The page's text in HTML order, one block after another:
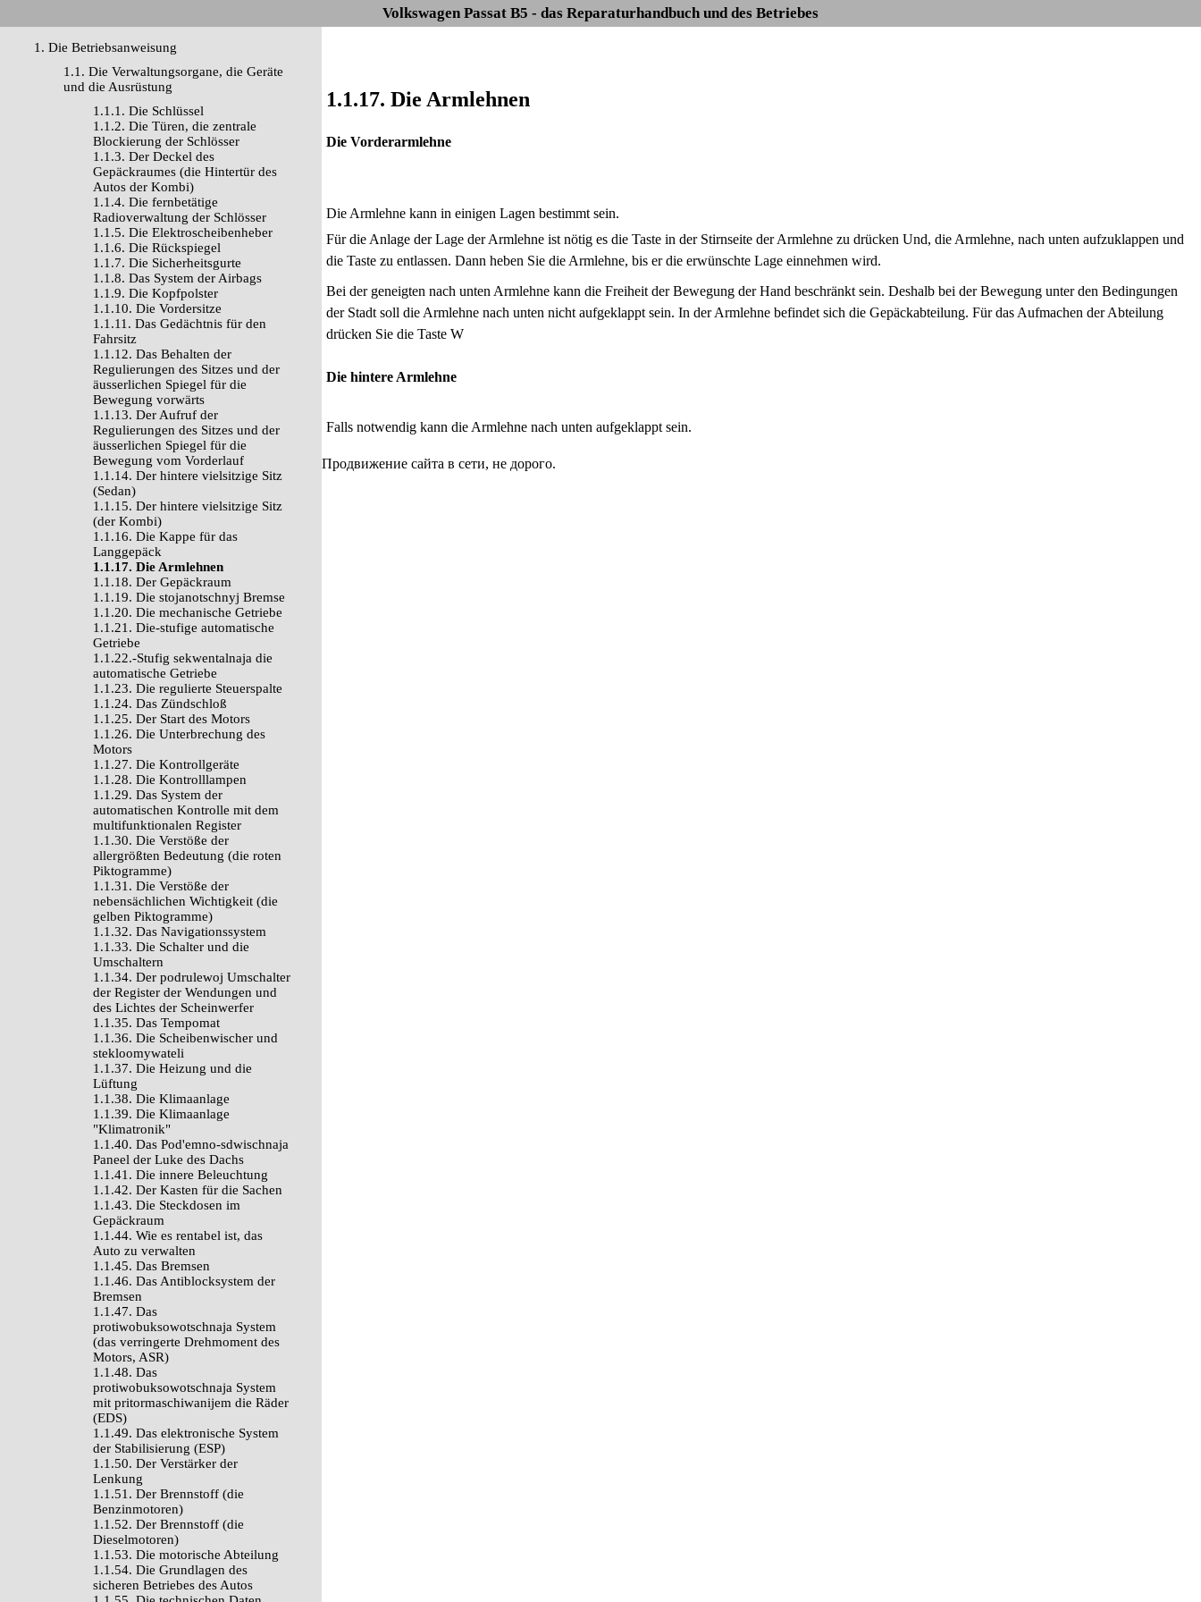
Volkswagen Passat B5 - das Reparaturhandbuch und des Betriebes
1. Die Betriebsanweisung
1.1. Die Verwaltungsorgane, die Geräte
und die Ausrüstung
1.1.1. Die Schlüssel
1.1.2. Die Türen, die zentrale
Blockierung der Schlösser
1.1.3. Der Deckel des
Gepäckraumes (die Hintertür des
Autos der Kombi)
1.1.4. Die fernbetätige
Radioverwaltung der Schlösser
1.1.5. Die Elektroscheibenheber
1.1.6. Die Rückspiegel
1.1.7. Die Sicherheitsgurte
1.1.8. Das System der Airbags
1.1.9. Die Kopfpolster
1.1.10. Die Vordersitze
1.1.11. Das Gedächtnis für den
Fahrsitz
1.1.12. Das Behalten der
Regulierungen des Sitzes und der
äusserlichen Spiegel für die
Bewegung vorwärts
1.1.13. Der Aufruf der
Regulierungen des Sitzes und der
äusserlichen Spiegel für die
Bewegung vom Vorderlauf
1.1.14. Der hintere vielsitzige Sitz
(Sedan)
1.1.15. Der hintere vielsitzige Sitz
(der Kombi)
1.1.16. Die Kappe für das
Langgepäck
1.1.17. Die Armlehnen
1.1.18. Der Gepäckraum
1.1.19. Die stojanotschnyj Bremse
1.1.20. Die mechanische Getriebe
1.1.21. Die-stufige automatische
Getriebe
1.1.22.-Stufig sekwentalnaja die
automatische Getriebe
1.1.23. Die regulierte Steuerspalte
1.1.24. Das Zündschloß
1.1.25. Der Start des Motors
1.1.26. Die Unterbrechung des
Motors
1.1.27. Die Kontrollgeräte
1.1.28. Die Kontrolllampen
1.1.29. Das System der
automatischen Kontrolle mit dem
multifunktionalen Register
1.1.30. Die Verstöße der
allergrößten Bedeutung (die roten
Piktogramme)
1.1.31. Die Verstöße der
nebensächlichen Wichtigkeit (die
gelben Piktogramme)
1.1.32. Das Navigationssystem
1.1.33. Die Schalter und die
Umschaltern
1.1.34. Der podrulewoj Umschalter
der Register der Wendungen und
des Lichtes der Scheinwerfer
1.1.35. Das Tempomat
1.1.36. Die Scheibenwischer und
stekloomywateli
1.1.37. Die Heizung und die
Lüftung
1.1.38. Die Klimaanlage
1.1.39. Die Klimaanlage
"Klimatronik"
1.1.40. Das Pod'emno-sdwischnaja
Paneel der Luke des Dachs
1.1.41. Die innere Beleuchtung
1.1.42. Der Kasten für die Sachen
1.1.43. Die Steckdosen im
Gepäckraum
1.1.44. Wie es rentabel ist, das
Auto zu verwalten
1.1.45. Das Bremsen
1.1.46. Das Antiblocksystem der
Bremsen
1.1.47. Das
protiwobuksowotschnaja System
(das verringerte Drehmoment des
Motors, ASR)
1.1.48. Das
protiwobuksowotschnaja System
mit pritormaschiwanijem die Räder
(EDS)
1.1.49. Das elektronische System
der Stabilisierung (ESP)
1.1.50. Der Verstärker der
Lenkung
1.1.51. Der Brennstoff (die
Benzinmotoren)
1.1.52. Der Brennstoff (die
Dieselmotoren)
1.1.53. Die motorische Abteilung
1.1.54. Die Grundlagen des
sicheren Betriebes des Autos
1.1.17. Die Armlehnen
Die Vorderarmlehne
Die Armlehne kann in einigen Lagen bestimmt sein.
Für die Anlage der Lage der Armlehne ist nötig es die Taste in der Stirnseite der Armlehne zu drücken Und, die Armlehne, nach unten aufzuklappen und
die Taste zu entlassen. Dann heben Sie die Armlehne, bis er die erwünschte Lage einnehmen wird.
Bei der geneigten nach unten Armlehne kann die Freiheit der Bewegung der Hand beschränkt sein. Deshalb bei der Bewegung unter den Bedingungen
der Stadt soll die Armlehne nach unten nicht aufgeklappt sein. In der Armlehne befindet sich die Gepäckabteilung. Für das Aufmachen der Abteilung
drücken Sie die Taste W
Die hintere Armlehne
Falls notwendig kann die Armlehne nach unten aufgeklappt sein.
Продвижение сайта в сети, не дорого.